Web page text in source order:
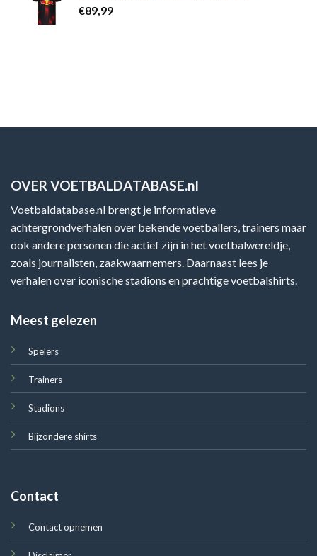
€89,99
OVER VOETBALDATABASE.nl
Voetbaldatabase.nl brengt je informatieve
achtergrondverhalen over bekende voetballers, trainers maar
ook andere personen die actief zijn in het voetbalwereldje,
zoals journalisten, zaakwaarnemers. Daarnaast lees je
verhalen over iconische stadions en prachtige voetbalshirts.
Meest gelezen
Spelers
Trainers
Stadions
Bijzondere shirts
Contact
Contact opnemen